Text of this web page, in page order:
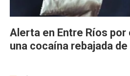
Alerta en Entre Ríos por
una cocaína rebajada